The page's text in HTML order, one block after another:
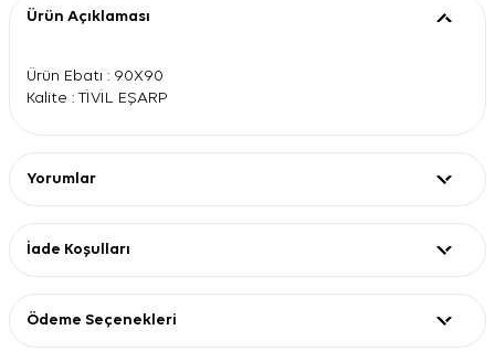
Ürün Açıklaması
Ürün Ebatı : 90X90
Kalite : TİVİL EŞARP
Yorumlar
İade Koşulları
Ödeme Seçenekleri